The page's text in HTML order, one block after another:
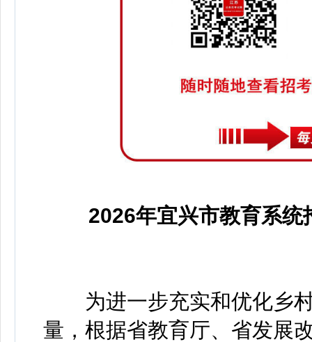
2026年宜兴市教育系
为进一步充实和优化乡村
量，根据省教育厅、省发展